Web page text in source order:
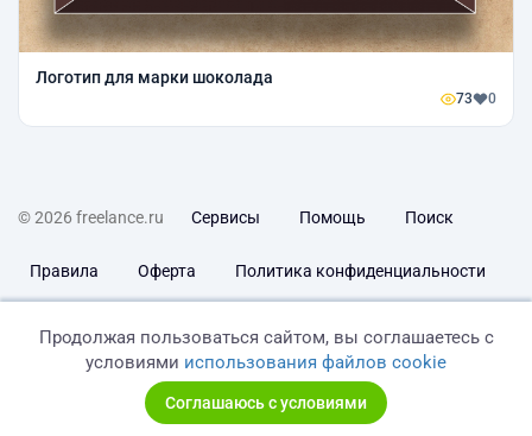
Логотип для марки шоколада
73 0
© 2026 freelance.ru Сервисы Помощь Поиск
Правила Оферта Политика конфиденциальности
Продолжая пользоваться сайтом, вы соглашаетесь с
условиями использования файлов cookie
Соглашаюсь с условиями